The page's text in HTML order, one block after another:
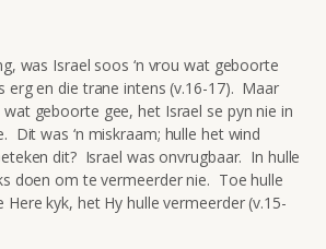
was Israel soos ‘n vrou wat geboorte
erg en die trane intens (v.16-17). Maar
wat geboorte gee, het Israel se pyn nie in
Dit was ‘n miskraam; hulle het wind
dit? Israel was onvrugbaar. In hulle
doen om te vermeerder nie. Toe hulle
Here kyk, het Hy hulle vermeerder (v.15-